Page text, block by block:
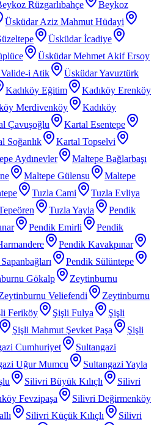
Rüzgarlıbahçe
Beykoz
Üsküdar Aziz Mahmut Hüdayi
Üsküdar İcadiye
Üsküdar Mehmet Akif Ersoy
i Atik
Üsküdar Yavuztürk
Kadıköy Eğitim
Kadıköy Erenköy
Merdivenköy
Kadıköy
Çavuşoğlu
Kartal Esentepe
Soğanlık
Kartal Topselvi
Aydınevler
Maltepe Bağlarbaşı
Maltepe Gülensu
Maltepe
Tuzla Cami
Tuzla Evliya
Tuzla Yayla
Pendik
Pendik Emirli
Pendik
Pendik Kavakpınar
Pendik Sülüntepe
Gökalp
Zeytinburnu
Veliefendi
Zeytinburnu
Feriköy Şişli Fulya
Şişli
Şişli Mahmut Şevket Paşa
Şişli
Cumhuriyet
Sultangazi
Uğur Mumcu
Sultangazi Yayla
Silivri Büyük Kılıçlı
Silivri
Fevzipaşa
Silivri Değirmenköy
Silivri Küçük Kılıçlı
Silivri